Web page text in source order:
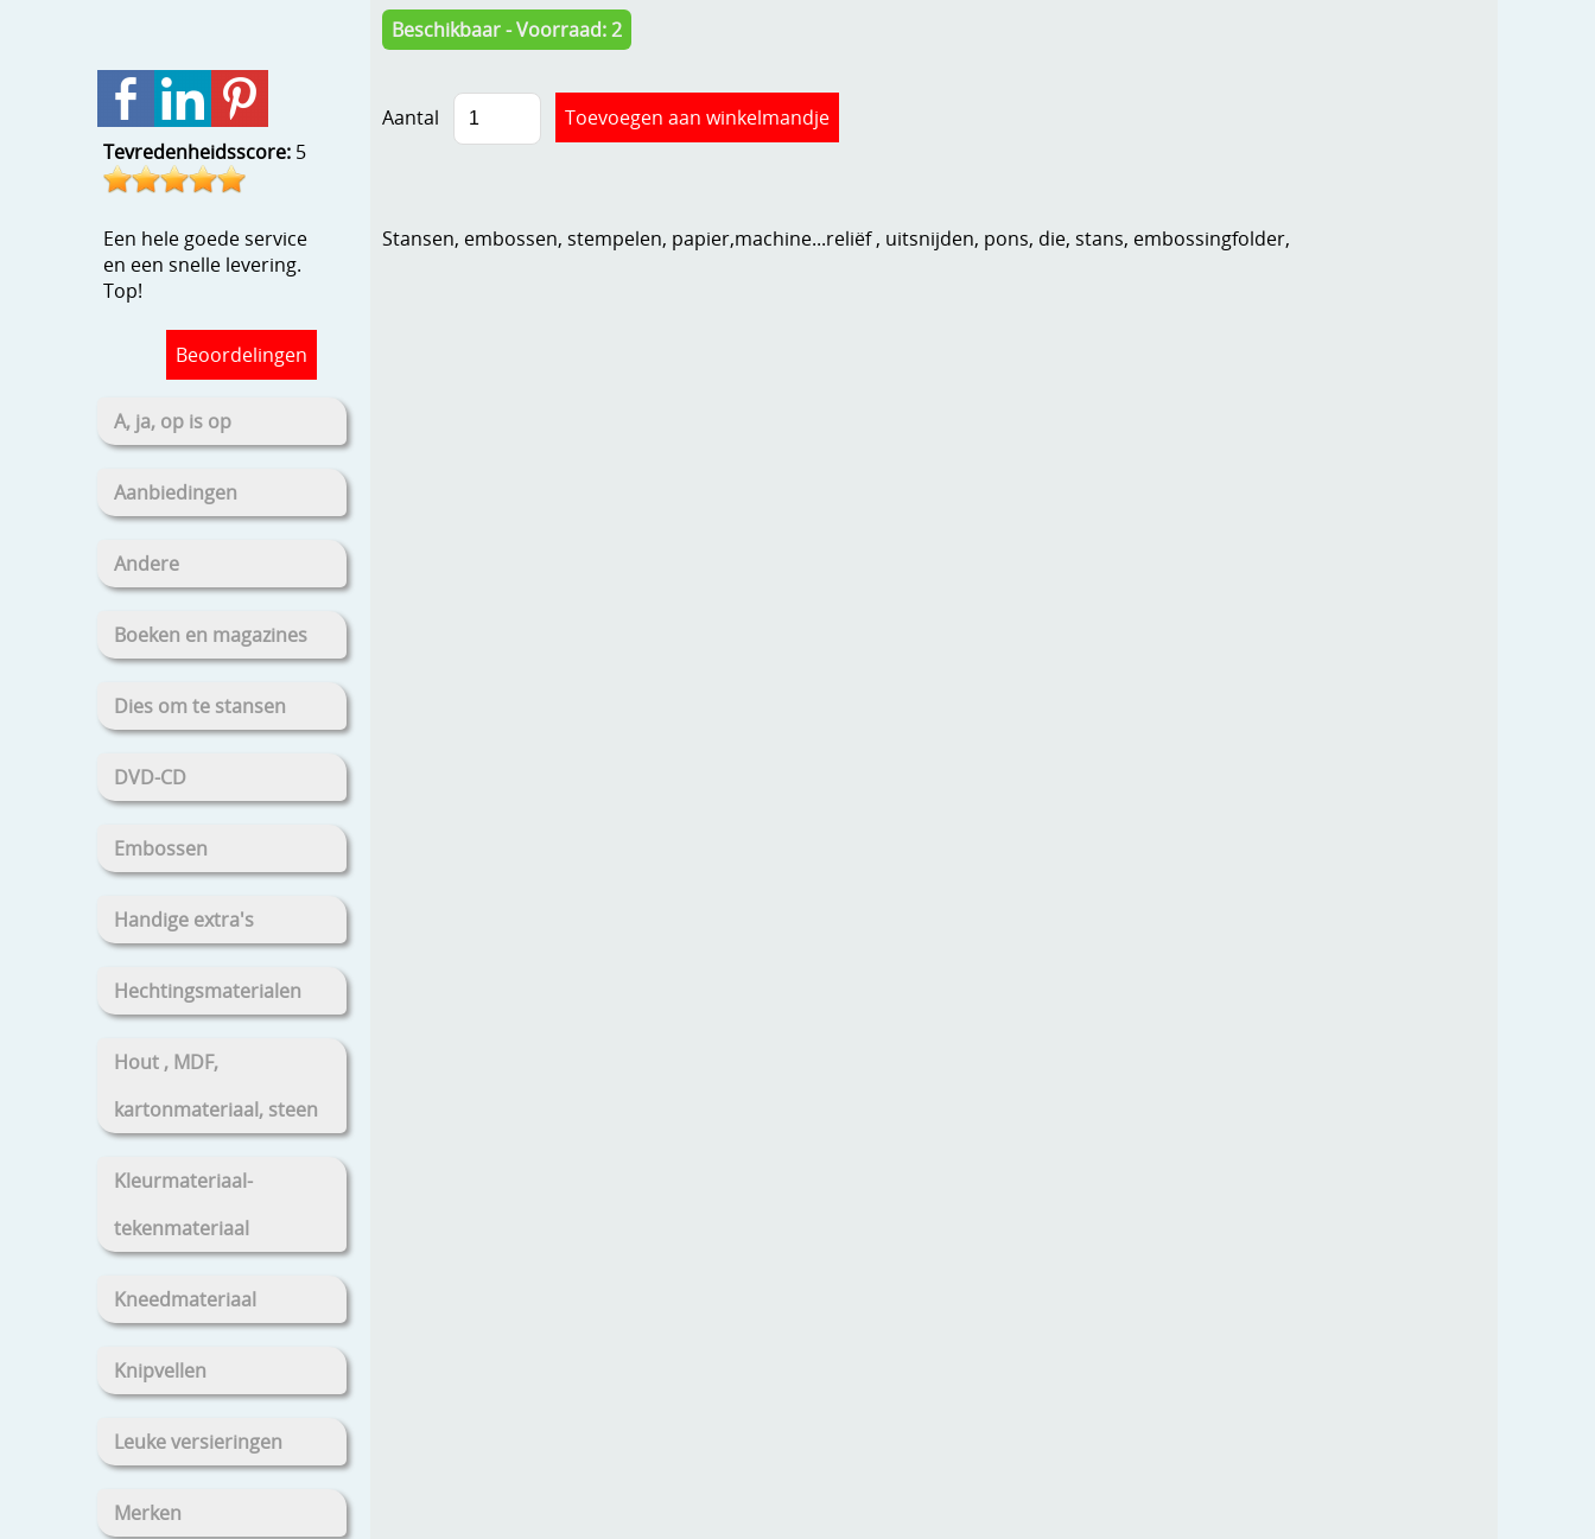
Tevredenheidsscore: 5
Een hele goede service
en een snelle levering.
Top!
Beoordelingen
A, ja, op is op
Aanbiedingen
Andere
Boeken en magazines
Dies om te stansen
DVD-CD
Embossen
Handige extra's
Hechtingsmaterialen
Hout , MDF,
kartonmateriaal, steen
Kleurmateriaal-
tekenmateriaal
Kneedmateriaal
Knipvellen
Leuke versieringen
Merken
Beschikbaar - Voorraad: 2
Aantal
Stansen, embossen, stempelen, papier,machine...reliëf , uitsnijden, pons, die, stans, embossingfolder,